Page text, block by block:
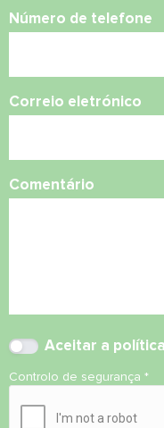
Número de telefone
Correio eletrónico
Comentário
Aceitar a
Controlo de segurança *